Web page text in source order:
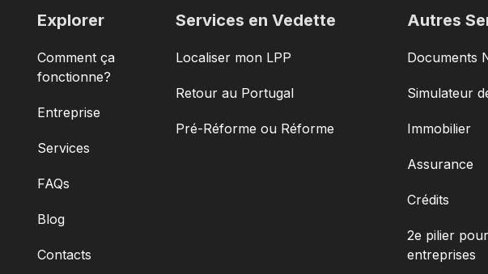
Explorer
Comment ça
fonctionne?
Entreprise
Services
FAQs
Blog
Contacts
Services en Vedette
Localiser mon LPP
Retour au Portugal
Pré-Réforme ou Réforme
Autres
Documents
Simulateur
Immobilier
Assurance
Crédits
2e pilier
entreprises